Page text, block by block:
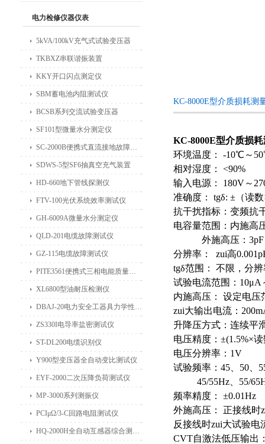
KC-8000E型介质损耗测
KC-8000E型介质损
环境温度： -10℃
相对湿度： <90%
输入电源： 180V～
准确度： tgδ: ±（读
抗干扰指标：变频抗
电容量范围：内施高
外施高压：3pF～
分辨率： zui高
tgδ范围： 不限，分
试验电流范围：10μA
内施高压： 设定电压
zui大输出电流：
升降压方式：连续平
电压精度：±(1.5%×
电压分辨率：1V
试验频率：45、50、
45/55Hz、55/
频率精度： ±0.01Hz
外施高压： 正接线时
反接线时zui大试验电
CVT自激法低压输出
电力检修仪器仪表
5kVA/100kV充气式试验变压器
TKBXZ串联谐振装置
KKY开口闪点测定仪
SBM蓄电池内阻测试仪
BCSB系列交流试验变压器
SF101型微量水分测定仪
SC-2000B便携式直流接地故障检测仪
SDWS-5型SF6抽真空充气装置
HD-660地下管线探测仪
FTV-100光伏系统效率测试仪
GH-6009A微量水分测定仪
QLD-201电缆故障测试仪
GZ-115电缆故障测试仪
PITE3561便携式三相电能质量分析仪
XL6800型油耐压检测仪
DBAJ-20电力安全工器具力学性能试验机
ZS330I电导率盐密测试仪
ST-DL200电缆识别仪
Y900型变压器全自动变比测试仪
EYF-2000二次压降负荷测试仪
MP-3000系列测振仪
PCIμΩ/3-C回路电阻测试仪
HQ-2000H全自动互感器综合测试仪